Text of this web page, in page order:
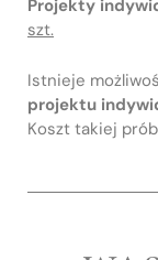
Projekty
szt.
Istnieje
projektu
Koszt takiej